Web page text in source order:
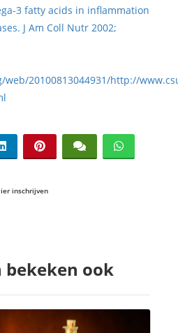
3 fatty acids in inflammation
J Am Coll Nutr 2002;
web/20100813044931/http://
inschrijven
bekeken ook